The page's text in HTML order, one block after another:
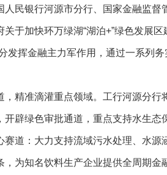
人民银行河源市分行、国家金融监
于加快环万绿湖“湖泊+”绿色发展
发挥金融主力军作用，通过一系列
，精准滴灌重点领域。工行河源分
开辟绿色审批通道，重点支持水生
赛道：大力支持流域污水处理、水
，为知名饮料生产企业提供全周期